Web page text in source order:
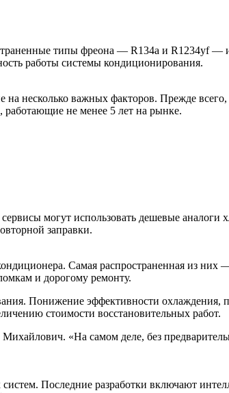
типы фреона — R134a и R1234yf —
работы системы кондиционирования.
несколько важных факторов. Прежде
не менее 5 лет на рынке.
могут использовать дешевые аналоги
заправки.
Самая распространенная из них
и дорогому ремонту.
Понижение эффективности охлаждения,
стоимости восстановительных работ.
«На самом деле, без
Последние разработки включают